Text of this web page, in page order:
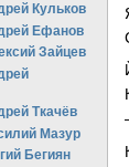
Кульков
Ефанов
Зайцев
Ткачёв
Мазур
Бегиян